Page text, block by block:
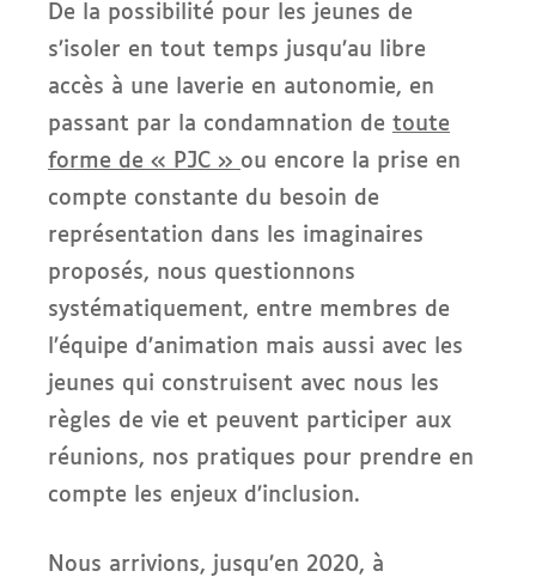
De la possibilité pour les jeunes de
s’isoler en tout temps jusqu’au libre
accès à une laverie en autonomie, en
passant par la condamnation de toute
forme de « PJC » ou encore la prise en
compte constante du besoin de
représentation dans les imaginaires
proposés, nous questionnons
systématiquement, entre membres de
l’équipe d’animation mais aussi avec les
jeunes qui construisent avec nous les
règles de vie et peuvent participer aux
réunions, nos pratiques pour prendre en
compte les enjeux d’inclusion.
Nous arrivions, jusqu’en 2020, à